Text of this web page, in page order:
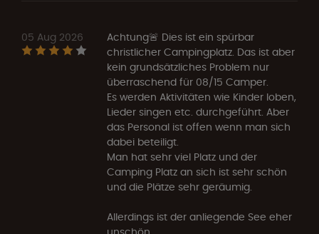
05 Aug 2026
Achtung🚨 Dies ist ein spürbar
christlicher Campingplatz. Das ist aber
kein grundsätzliches Problem nur
überraschend für 08/15 Camper.
Es werden Aktivitäten wie Kinder loben,
Lieder singen etc. durchgeführt. Aber
das Personal ist offen wenn man sich
dabei beteiligt.
Man hat sehr viel Platz und der
Camping Platz an sich ist sehr schön
und die Plätze sehr geräumig.
Allerdings ist der anliegende See eher